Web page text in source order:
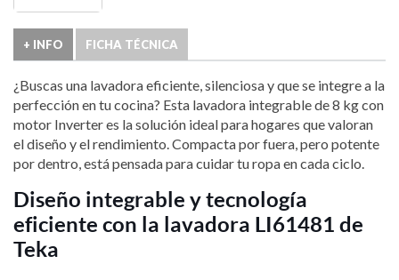
+ INFO FICHA TÉCNICA
¿Buscas una lavadora eficiente, silenciosa y que se integre a la
perfección en tu cocina? Esta lavadora integrable de 8 kg con
motor Inverter es la solución ideal para hogares que valoran
el diseño y el rendimiento. Compacta por fuera, pero potente
por dentro, está pensada para cuidar tu ropa en cada ciclo.
Diseño integrable y tecnología
eficiente con la lavadora LI61481 de
Teka